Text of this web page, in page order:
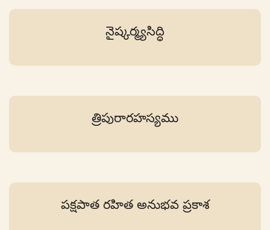
నైష్కర్మ్యసిద్ధి
త్రిపురారహస్యము
పక్షపాత రహిత అనుభవ ప్రకాశ